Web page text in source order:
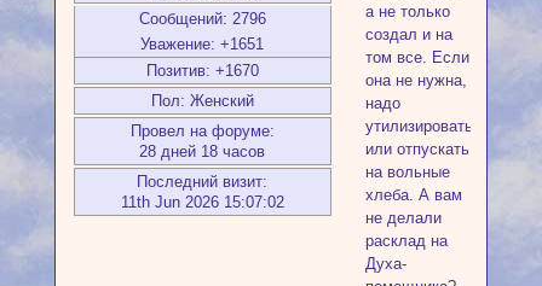
Сообщений: 2796
Уважение: +1651
Позитив: +1670
Пол: Женский
Провел на форуме:
28 дней 18 часов
Последний визит:
11th Jun 2026 15:07:02
а не только
создал и на
том все. Если
она не нужна,
надо
утилизировать
или отпускать
на вольные
хлеба. А вам
не делали
расклад на
Духа-